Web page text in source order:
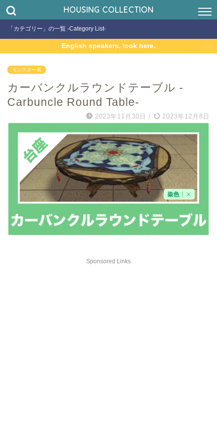
HOUSING COLLECTION
「カテゴリー」の一覧 -Category List-
English speakers, look here.
モンスター系
カーバンクルラウンドテーブル -
Carbuncle Round Table-
2023年11月30日 / 2023年12月8日
Sponsored Links